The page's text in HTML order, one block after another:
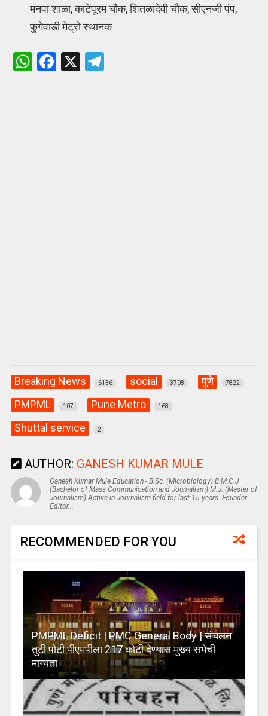
मनपा शाळा, काटेपूरम चौक, शितळादेवी चौक, सीएनजी पंप,
फुगेवाडी मेट्रो स्थानक
W F X T
Breaking News 6136 social 3708 पुणे 7822
PMPML 107 Pune Metro 168
Shuttal service 2
AUTHOR: GANESH KUMAR MULE
Ganesh Kumar Mule Education - B.Sc. (Microbiology) B.M.C.J
(Bachelor of Mass Communication and Journalism) M.J. (Master of
Journalism) Active in Journalism field for last 15 years. Founder-
Editor...
RECOMMENDED FOR YOU
PMPML Deficit | PMC General Body | संचलन
तुटी पोटी पीएमपीला 217 कोटी देण्यास मुख्य सभेची
मान्यता